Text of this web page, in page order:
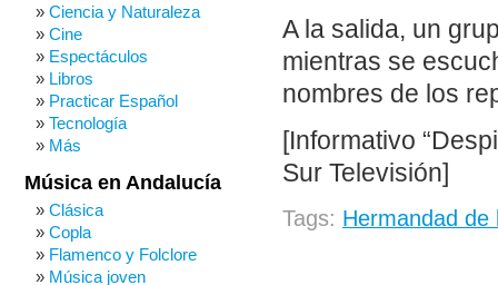
A la salida, un
mientras se
nombres de los
[Informativo
Sur Televisión]
Tags: Hermandad de
Ciencia y Naturaleza
Cine
Espectáculos
Libros
Practicar Español
Tecnología
Más
Música en Andalucía
Clásica
Copla
Flamenco y Folclore
Música joven